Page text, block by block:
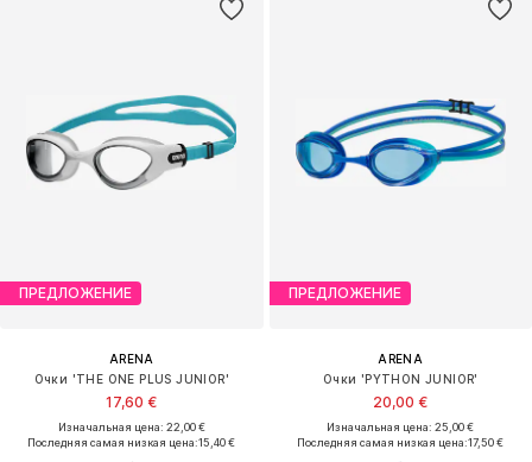
ПРЕДЛОЖЕНИЕ
ARENA
Очки 'THE ONE PLUS JUNIOR'
17,60 €
Изначальная цена: 22,00 €
Последняя самая низкая цена:15,40 €
ПРЕДЛОЖЕНИЕ
ARENA
Очки 'PYTHON JUNIOR'
20,00 €
Изначальная цена: 25,00 €
Последняя самая низкая цена:17,50 €